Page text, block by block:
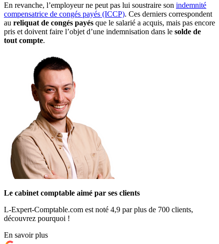
En revanche, l’employeur ne peut pas lui soustraire son indemnité
compensatrice de congés payés (ICCP). Ces derniers correspondent
au reliquat de congés payés que le salarié a acquis, mais pas encore
pris et doivent faire l’objet d’une indemnisation dans le solde de
tout compte.
Le cabinet comptable aimé par ses clients
L-Expert-Comptable.com est noté 4,9 par plus de 700 clients,
découvrez pourquoi !
En savoir plus